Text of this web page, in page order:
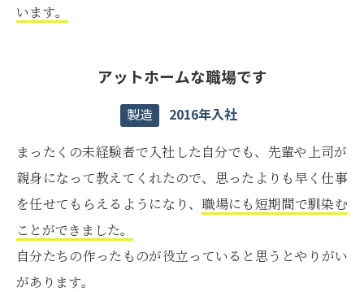
います。
アットホームな職場です
製造 2016年入社
まったくの未経験者で入社した自分でも、先輩や上司が
親身になって教えてくれたので、思ったよりも早く仕事
を任せてもらえるようになり、 職場にも短期間で馴染む
ことができました。
自分たちの作ったものが役立っていると思うとやりがい
があります。